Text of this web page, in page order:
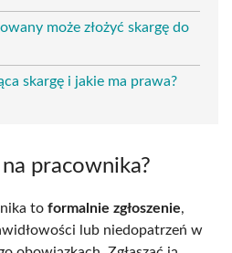
może złożyć skargę do
skargę i jakie ma prawa?
pracownika?
to formalnie zgłoszenie,
lub niedopatrzeń w